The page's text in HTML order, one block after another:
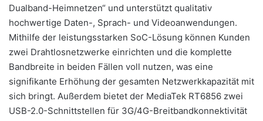
Dualband-Heimnetzen“ und unterstützt qualitativ
hochwertige Daten-, Sprach- und Videoanwendungen.
Mithilfe der leistungsstarken SoC-Lösung können Kunden
zwei Drahtlosnetzwerke einrichten und die komplette
Bandbreite in beiden Fällen voll nutzen, was eine
signifikante Erhöhung der gesamten Netzwerkkapazität mit
sich bringt. Außerdem bietet der MediaTek RT6856 zwei
USB-2.0-Schnittstellen für 3G/4G-Breitbandkonnektivität